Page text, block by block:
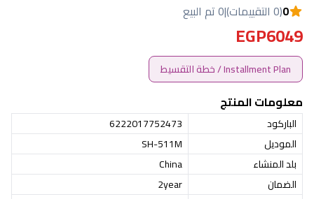
0(0 التقييمات) |0 تم البيع
EGP6049
Installment Plan / خطة التقسيط
معلومات المنتج
الباركود
6222017752473
الموديل
SH-511M
بلد المنشاء
China
الضمان
2year